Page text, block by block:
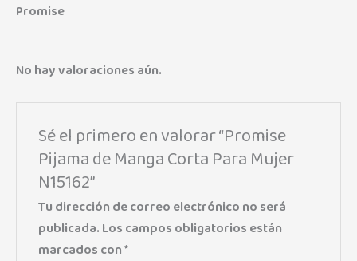
Promise
No hay valoraciones aún.
Sé el primero en valorar “Promise
Pijama de Manga Corta Para Mujer
N15162”
Tu dirección de correo electrónico no será
publicada.Los campos obligatorios están
marcados con*